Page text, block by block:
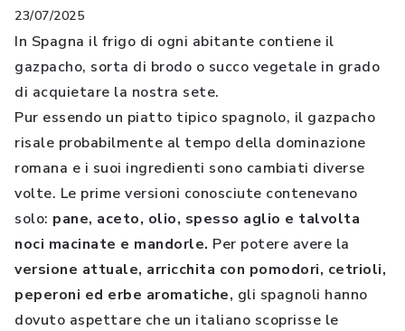
23/07/2025
In Spagna il frigo di ogni abitante contiene il
gazpacho, sorta di brodo o succo vegetale in grado
di acquietare la nostra sete.
Pur essendo un piatto tipico spagnolo, il gazpacho
risale probabilmente al tempo della dominazione
romana e i suoi ingredienti sono cambiati diverse
volte. Le prime versioni conosciute contenevano
solo: pane, aceto, olio, spesso aglio e talvolta
noci macinate e mandorle. Per potere avere la
versione attuale, arricchita con pomodori, cetrioli,
peperoni ed erbe aromatiche, gli spagnoli hanno
dovuto aspettare che un italiano scoprisse le